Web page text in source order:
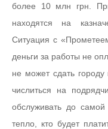
более 10 млн грн.
находятся на
Ситуация с
деньги за работы не
не может сдать
числиться на
обслуживать до
тепло, кто будет